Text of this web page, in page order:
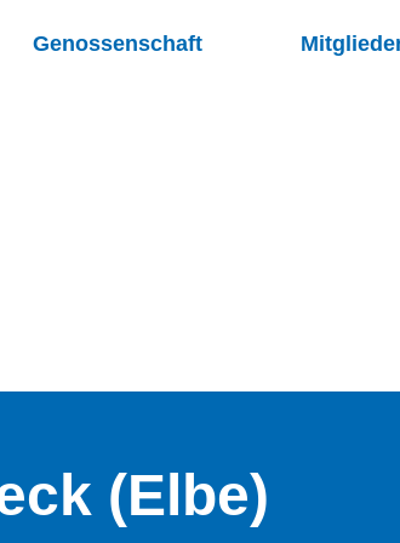
Genossenschaft
(Elbe)